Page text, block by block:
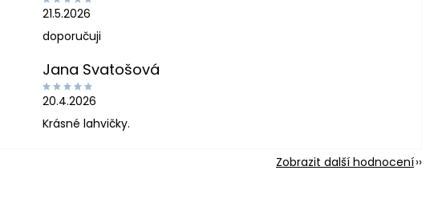
21.5.2026
doporučuji
Jana Svatošová
20.4.2026
Krásné lahvičky.
Zobrazit další hodnocení